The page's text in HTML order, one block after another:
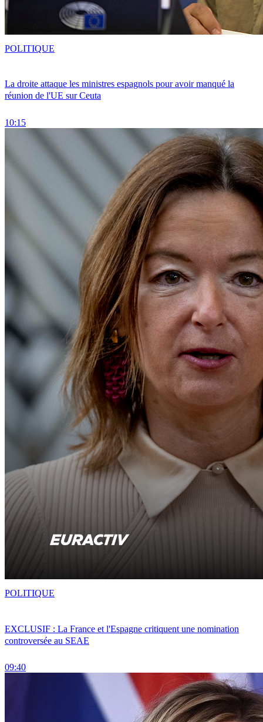
La droite attaque les ministres espagnols pour avoir manqué la
réunion de l'UE sur Ceuta
10:15
POLITIQUE
EXCLUSIF : La France et l'Espagne critiquent une nomination
controversée au SEAE
09:40
POLITIQUE